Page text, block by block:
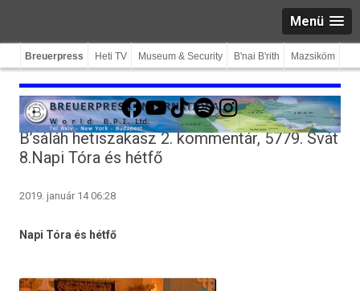
Menü
Breuerpress Heti TV Museum & Security B'nai B'rith Mazsiköm
Facebook
YouTube
TikTokSpotifyInstagram
B’sáláh hetiszakasz 2. kommentár, 5779. Svát
8.Napi Tóra és hétfő
2019. január 14 06:28
Napi Tóra és hétfő